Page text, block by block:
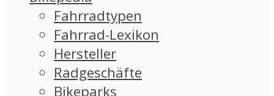
Fahrradtypen
Fahrrad-Lexikon
Hersteller
Radgeschäfte
Bikeparks